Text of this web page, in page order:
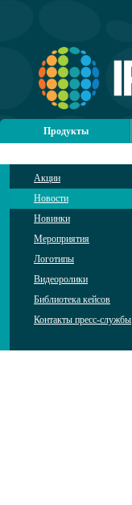
Продукты
Акции
Новости
Новинки
Мероприятия
Логотипы
Видеоролики
Библиотека кейсов
Контакты пресс-службы